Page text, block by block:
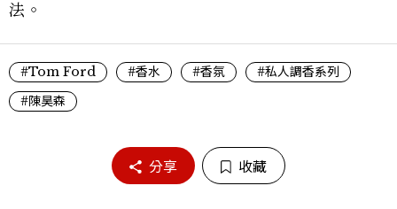
法。
#Tom Ford #香水 #香氛
#私人調香系列
#陳昊森
分享 收藏